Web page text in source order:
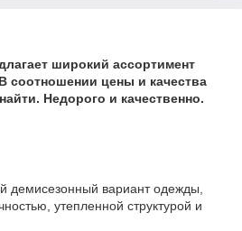
широкий ассортимент
соотношении цены и качества
Недорого и качественно.
демисезонный вариант одежды,
утепленной структурой и